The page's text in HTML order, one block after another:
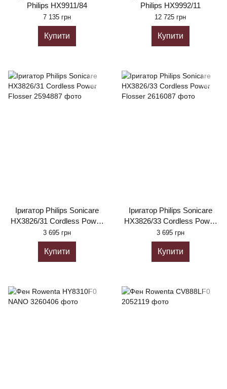
Philips HX9911/84
7 135 грн
Купити
Philips HX9992/11
12 725 грн
Купити
Іригатор Philips Sonicare
HX3826/31 Cordless Power
Flosser
3 695 грн
Купити
Іригатор Philips Sonicare
HX3826/33 Cordless Power
Flosser
3 695 грн
Купити